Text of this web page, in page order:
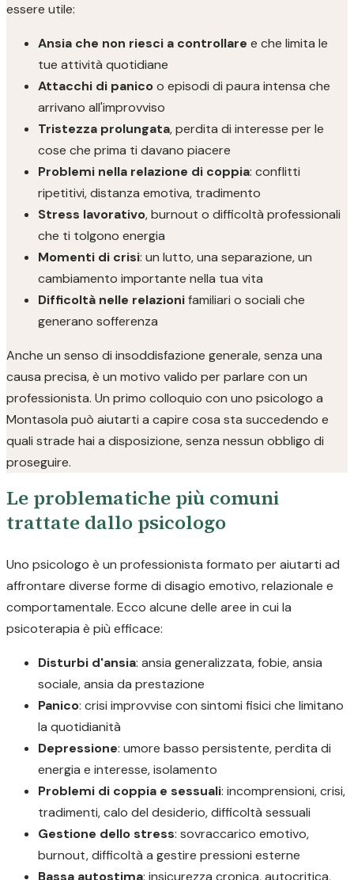
essere utile:
Ansia che non riesci a controllare e che limita le
tue attività quotidiane
Attacchi di panicoo episodi di paura intensa che
arrivano all'improvviso
Tristezza prolungata, perdita di interesse per le
cose che prima ti davano piacere
Problemi nella relazione di coppia: conflitti
ripetitivi, distanza emotiva, tradimento
Stress lavorativo, burnout o difficoltà professionali
che ti tolgono energia
Momenti di crisi: un lutto, una separazione, un
cambiamento importante nella tua vita
Difficoltà nelle relazionifamiliari o sociali che
generano sofferenza
Anche un senso di insoddisfazione generale, senza una
causa precisa, è un motivo valido per parlare con un
professionista. Un primo colloquio con uno psicologo a
Montasola può aiutarti a capire cosa sta succedendo e
quali strade hai a disposizione, senza nessun obbligo di
proseguire.
Le problematiche più comuni
trattate dallo psicologo
Uno psicologo è un professionista formato per aiutarti ad
affrontare diverse forme di disagio emotivo, relazionale e
comportamentale. Ecco alcune delle aree in cui la
psicoterapia è più efficace:
Disturbi d'ansia: ansia generalizzata, fobie, ansia
sociale, ansia da prestazione
Panico: crisi improvvise con sintomi fisici che limitano
la quotidianità
Depressione: umore basso persistente, perdita di
energia e interesse, isolamento
Problemi di coppia e sessuali: incomprensioni, crisi,
tradimenti, calo del desiderio, difficoltà sessuali
Gestione dello stress: sovraccarico emotivo,
burnout, difficoltà a gestire pressioni esterne
Bassa autostima: insicurezza cronica, autocritica,